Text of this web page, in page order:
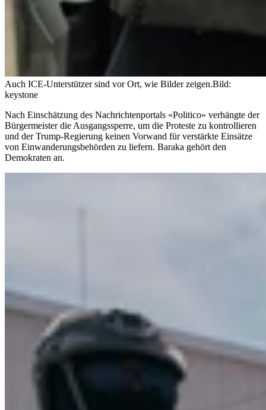
Auch ICE-Unterstützer sind vor Ort, wie Bilder zeigen.Bild:
keystone
Nach Einschätzung des Nachrichtenportals «Politico» verhängte der
Bürgermeister die Ausgangssperre, um die Proteste zu kontrollieren
und der Trump-Regierung keinen Vorwand für verstärkte Einsätze
von Einwanderungsbehörden zu liefern. Baraka gehört den
Demokraten an.